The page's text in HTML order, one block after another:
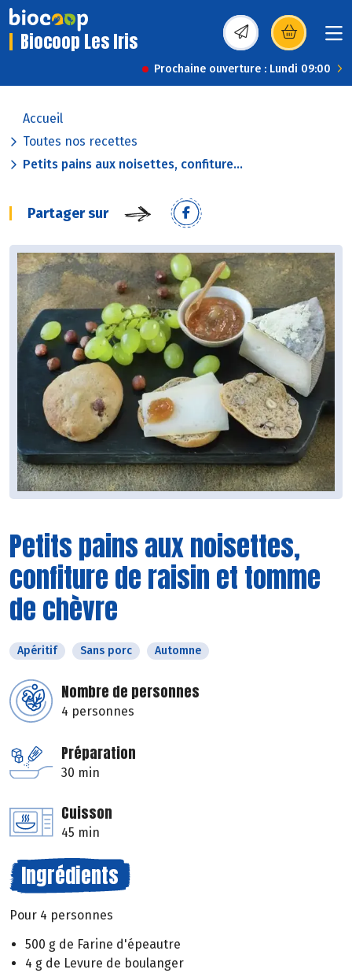
Biocoop Les Iris (s’ouvre dans une
Prochaine ouverture : Lundi 09:00
Accueil
Toutes nos recettes
Petits pains aux noisettes, confiture...
Partager sur
Petits pains aux noisettes,
confiture de raisin et tomme
de chèvre
Apéritif Sans porc Automne
Nombre de personnes
4 personnes
Préparation
30 min
Cuisson
45 min
Ingrédients
Pour 4 personnes
500 g de Farine d'épeautre
4 g de Levure de boulanger